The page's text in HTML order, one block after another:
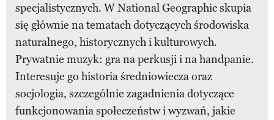
specjalistycznych. W National Geographic skupia
się głównie na tematach dotyczących środowiska
naturalnego, historycznych i kulturowych.
Prywatnie muzyk: gra na perkusji i na handpanie.
Interesuje go historia średniowiecza oraz
socjologia, szczególnie zagadnienia dotyczące
funkcjonowania społeczeństw i wyzwań, jakie